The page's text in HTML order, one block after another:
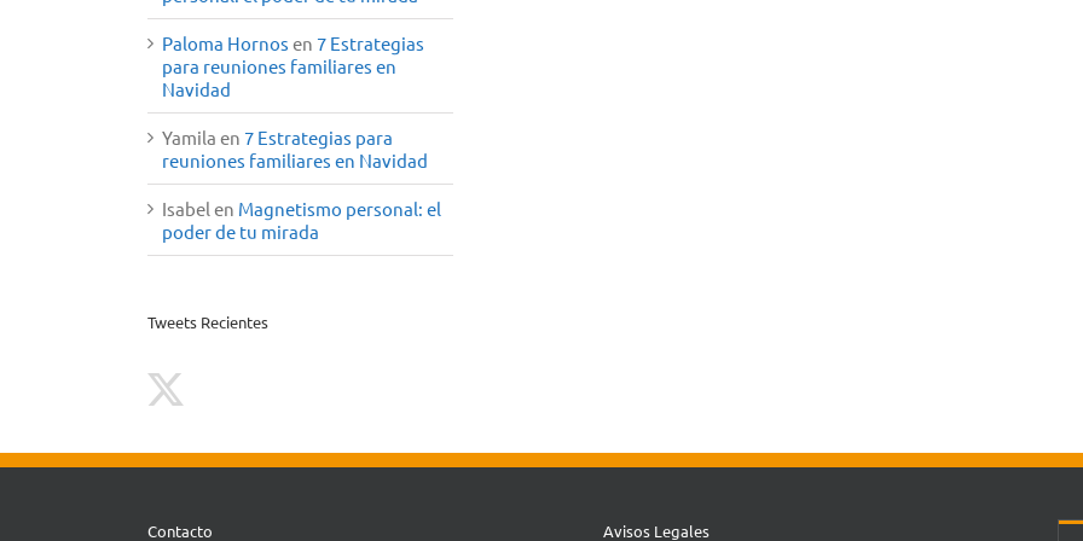
Paloma Hornos en 7 Estrategias
para reuniones familiares en
Navidad
Yamila en 7 Estrategias para
reuniones familiares en Navidad
Isabel en Magnetismo personal: el
poder de tu mirada
Tweets Recientes
Contacto Avisos Legales